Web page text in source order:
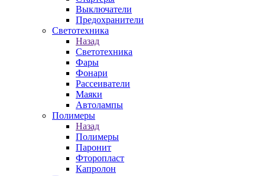
Выключатели
Предохранители
Светотехника
Назад
Светотехника
Фары
Фонари
Рассеиватели
Маяки
Автолампы
Полимеры
Назад
Полимеры
Паронит
Фторопласт
Капролон